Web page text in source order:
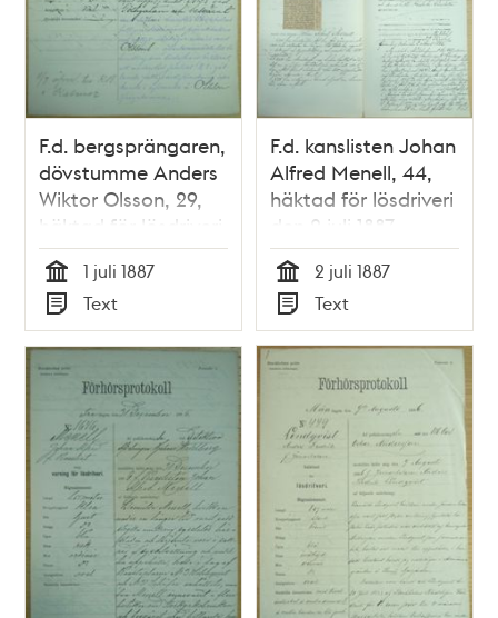
F.d. bergsprängaren,
dövstumme Anders
Wiktor Olsson, 29,
häktad för lösdriveri
den 1 juli 1887 -
polisförhör
Tid
1 juli 1887
Typ
Text
F.d. kanslisten Johan
Alfred Menell, 44,
häktad för lösdriveri
den 2 juli 1887 –
förhörsprotokoll
Tid
2 juli 1887
Typ
Text